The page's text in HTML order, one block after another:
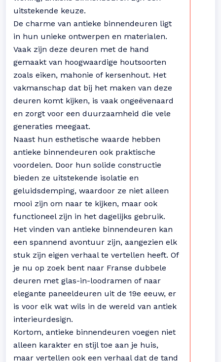
uitstekende keuze.
De charme van antieke binnendeuren ligt
in hun unieke ontwerpen en materialen.
Vaak zijn deze deuren met de hand
gemaakt van hoogwaardige houtsoorten
zoals eiken, mahonie of kersenhout. Het
vakmanschap dat bij het maken van deze
deuren komt kijken, is vaak ongeëvenaard
en zorgt voor een duurzaamheid die vele
generaties meegaat.
Naast hun esthetische waarde hebben
antieke binnendeuren ook praktische
voordelen. Door hun solide constructie
bieden ze uitstekende isolatie en
geluidsdemping, waardoor ze niet alleen
mooi zijn om naar te kijken, maar ook
functioneel zijn in het dagelijks gebruik.
Het vinden van antieke binnendeuren kan
een spannend avontuur zijn, aangezien elk
stuk zijn eigen verhaal te vertellen heeft. Of
je nu op zoek bent naar Franse dubbele
deuren met glas-in-loodramen of naar
elegante paneeldeuren uit de 19e eeuw, er
is voor elk wat wils in de wereld van antiek
interieurdesign.
Kortom, antieke binnendeuren voegen niet
alleen karakter en stijl toe aan je huis,
maar vertellen ook een verhaal dat de tand